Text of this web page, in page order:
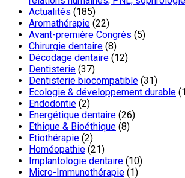
Actualités (185)
Aromathérapie (22)
Avant-première Congrès (5)
Chirurgie dentaire (8)
Décodage dentaire (12)
Dentisterie (37)
Dentisterie biocompatible (31)
Ecologie & développement durable
Endodontie (2)
Energétique dentaire (26)
Ethique & Bioéthique (8)
Etiothérapie (2)
Homéopathie (21)
Implantologie dentaire (10)
Micro-Immunothérapie (1)